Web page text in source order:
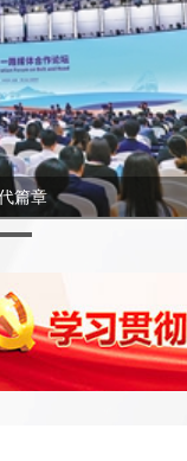
产教融合 协同育人